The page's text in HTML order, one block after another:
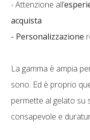
- Attenzione all’
acquista
- Personalizzazione
La gamma è ampia
sono. Ed è proprio
permette al gelato su
consapevole e